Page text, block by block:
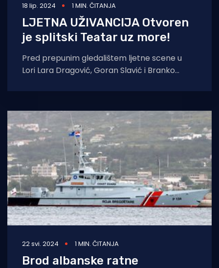
18 lip. 2024 1 MIN. ČITANJA
LJETNA UŽIVANCIJA Otvoren
je splitski Teatar uz more!
Pred prepunim gledalištem ljetne scene u
Lori Lara Dragović, Goran Slavić i Branko
22 svi. 2024 1 MIN. ČITANJA
Brod albanske ratne